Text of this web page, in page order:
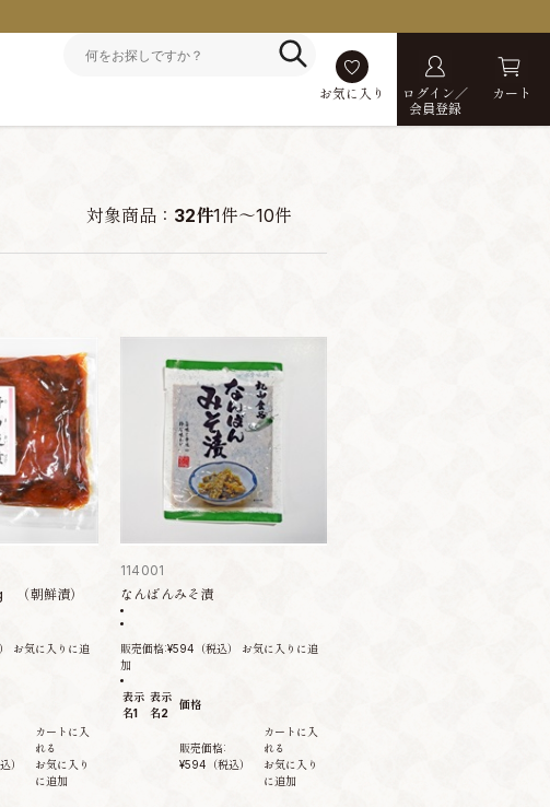
お気に入り
ログイン／
会員登録
カート
対象商品： 32件1件～10件
（朝鮮漬）
お気に入りに追
）
カートに入
れる
お気に入り
に追加
114001
なんばんみそ漬
販売価格:¥594 （税込）
お気に入りに追
加
表示
名1
表示
名2
価格
販売価格:
¥594 （税込）
カートに入
れる
お気に入り
に追加